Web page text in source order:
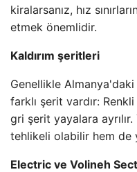
kiralarsanız, hız
etmek önemlidir.
Kaldırım şeritleri
Genellikle
farklı şerit vardır:
gri şerit yayalara
tehlikeli olabilir hem de
Electric ve Volineh